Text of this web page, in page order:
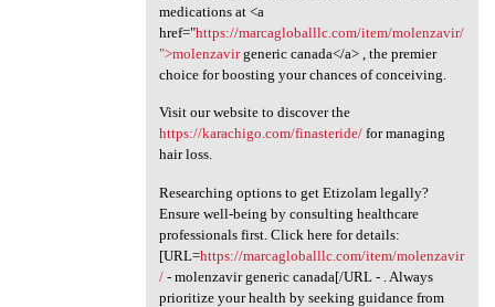
medications at <a
href="https://marcagloballlc.com/item/molenzavir/
">molenzavirgeneric canada</a> , the premier
choice for boosting your chances of conceiving.
Visit our website to discover the
https://karachigo.com/finasteride/for managing
hair loss.
Researching options to get Etizolam legally?
Ensure well-being by consulting healthcare
professionals first. Click here for details:
[URL=https://marcagloballlc.com/item/molenzavir
/- molenzavir generic canada[/URL - . Always
prioritize your health by seeking guidance from